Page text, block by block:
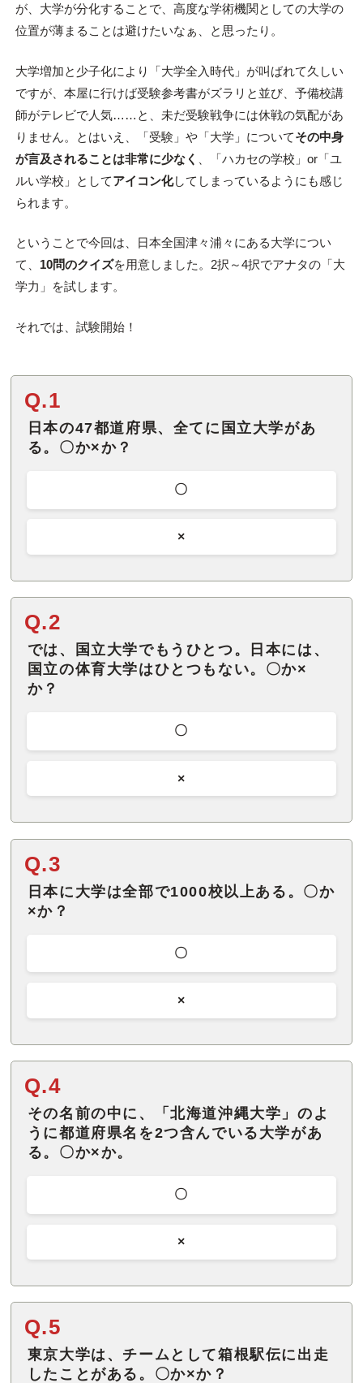
が、大学が分化することで、高度な学術機関としての大学の
位置が薄まることは避けたいなぁ、と思ったり。
大学増加と少子化により「大学全入時代」が叫ばれて久しい
ですが、本屋に行けば受験参考書がズラリと並び、予備校講
師がテレビで人気……と、未だ受験戦争には休戦の気配があ
りません。とはいえ、「受験」や「大学」についてその中身
が言及されることは非常に少なく
、「ハカセの学校」or「ユ
ルい学校」としてアイコン化してしまっているようにも感じ
られます。
ということで今回は、日本全国津々浦々にある大学につい
て、 10問のクイズを用意しました。2択～4択でアナタの「大
学力」を試します。
それでは、試験開始！
Q.1
日本の47都道府県、全てに国立大学があ
る。〇か×か？
〇
×
Q.2
では、国立大学でもうひとつ。日本には、
国立の体育大学はひとつもない。〇か×
か？
〇
×
Q.3
日本に大学は全部で1000校以上ある。〇か
×か？
〇
×
Q.4
その名前の中に、「北海道沖縄大学」のよ
うに都道府県名を2つ含んでいる大学があ
る。〇か×か。
〇
×
Q.5
東京大学は、チームとして箱根駅伝に出走
したことがある。〇か×か？